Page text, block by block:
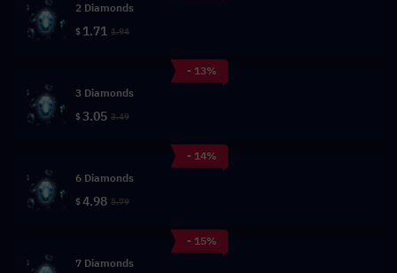
2 Diamonds
$ 1.71 1.94
- 13%
3 Diamonds
$3.05 3.49
- 14%
6 Diamonds
$4.98 5.79
- 15%
7 Diamonds